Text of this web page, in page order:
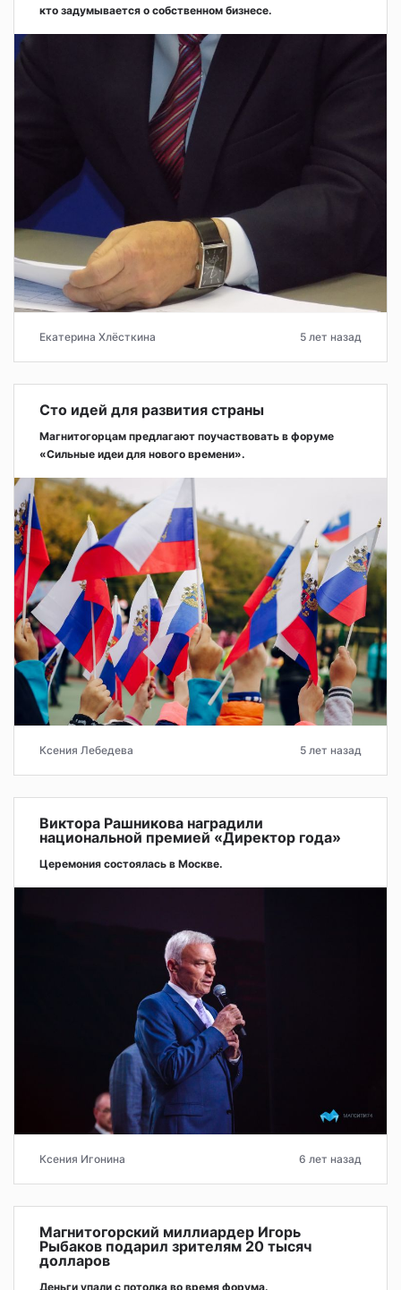
кто задумывается о собственном бизнесе.
Екатерина Хлёсткина 5 лет назад
Сто идей для развития страны
Магнитогорцам предлагают поучаствовать в форуме
«Сильные идеи для нового времени».
Ксения Лебедева 5 лет назад
Виктора Рашникова наградили
национальной премией «Директор года»
Церемония состоялась в Москве.
Ксения Игонина 6 лет назад
Магнитогорский миллиардер Игорь
Рыбаков подарил зрителям 20 тысяч
долларов
Деньги упали с потолка во время форума.